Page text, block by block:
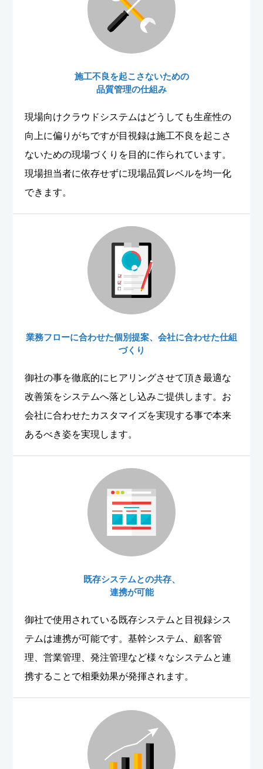
施工不良を起こさないための
品質管理の仕組み
現場向けクラウドシステムはどうしても生産性の
向上に偏りがちですが目視録は施工不良を起こさ
ないための現場づくりを目的に作られています。
現場担当者に依存せずに現場品質レベルを均一化
できます。
業務フローに合わせた個別提案、会社に合わせた仕組
づくり
御社の事を徹底的にヒアリングさせて頂き最適な
改善策をシステムへ落とし込みご提供します。お
会社に合わせたカスタマイズを実現する事で本来
あるべき姿を実現します。
既存システムとの共存、
連携が可能
御社で使用されている既存システムと目視録シス
テムは連携が可能です。基幹システム、顧客管
理、営業管理、発注管理など様々なシステムと連
携することで相乗効果が発揮されます。